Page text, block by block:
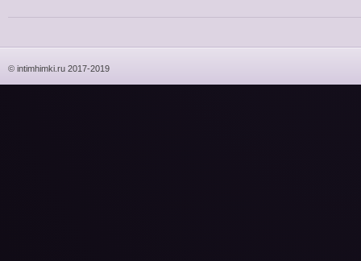
© intimhimki.ru 2017-2019